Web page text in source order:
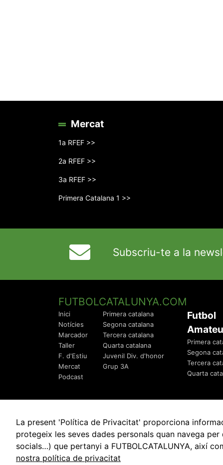
Mercat
1a RFEF >>
2a RFEF >>
3a RFEF >>
Primera Catalana 1 >>
Subscriu-te a la
FUTBOLCATALUNYA.COM
Inici
Notícies
Marcador
Taller
F. d'Estiu
Mercat
Podcast
Primera catalana
Segona catalana
Tercera catalana
Quarta catalana
Juvenil Div. d'honor
Grup 3A
Futbol
Primera
Segona
Tercera
Quarta
© 2010 - 2026 FutbolCatalunya.com
La present 'Política de Privacitat' proporciona
protegeix les seves dades personals quan navega
socials…) que pertanyi a FUTBOLCATALUNYA, així
nostra política de privacitat